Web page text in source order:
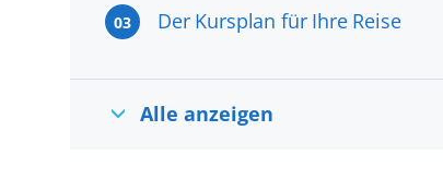
03 Der Kursplan für Ihre Reise
Alle anzeigen